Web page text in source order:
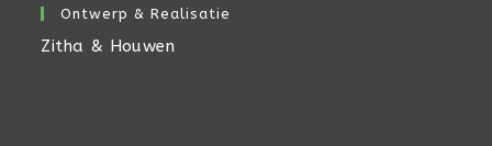
in
een
in
een
Ontwerp & Realisatie
Zitha & Houwen